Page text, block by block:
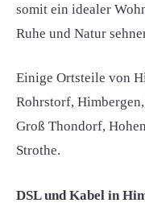
somit ein idealer
Ruhe und Natur
Einige Ortsteile von
Rohrstorf,
Groß Thondorf,
Strothe.
DSL und Kabel in